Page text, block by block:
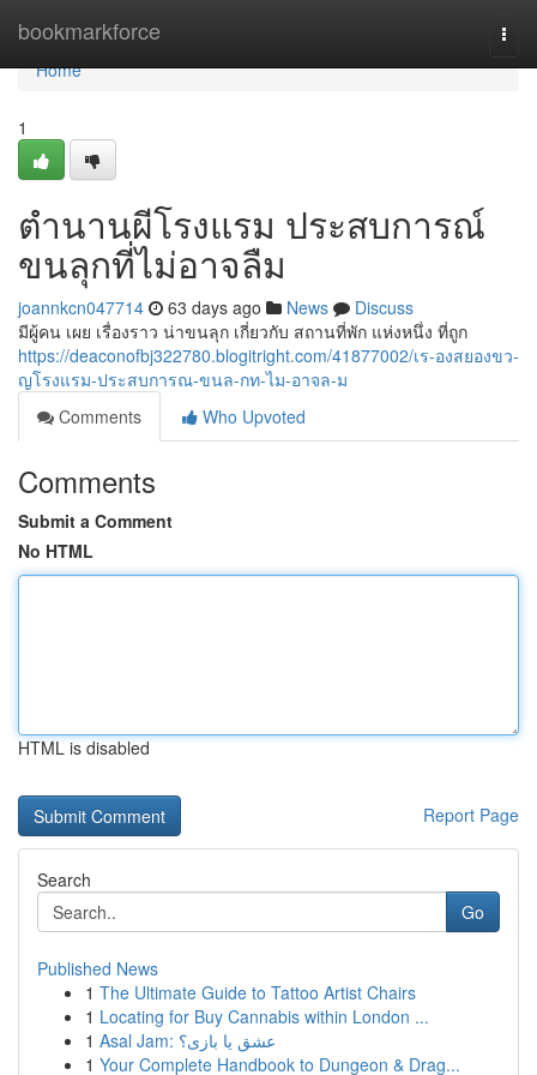
bookmarkforce
Home
Home
1
ตำนานผีโรงแรม ประสบการณ์
ขนลุกที่ไม่อาจลืม
joannkcn047714 63 days ago News
Discuss
มีผู้คน เผย เรื่องราว น่าขนลุก เกี่ยวกับ สถานที่พัก แห่งหนึ่ง ที่ถูก
https://deaconofbj322780.blogitright.com/41877002/เร-องสยองขว-
ญโรงแรม-ประสบการณ-ขนล-กท-ไม-อาจล-ม
Comments
Who Upvoted
Comments
Submit a Comment
No HTML
HTML is disabled
Report Page
Search
Go
Published News
1 The Ultimate Guide to Tattoo Artist Chairs
1 Locating for Buy Cannabis within London ...
1
Asal Jam: عشق یا بازی؟
1 Your Complete Handbook to Dungeon & Drag...